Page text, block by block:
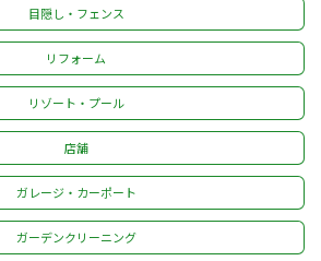
目隠し・フェンス
リフォーム
リゾート・プール
店舗
ガレージ・カーポート
ガーデンクリーニング